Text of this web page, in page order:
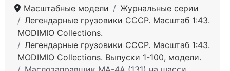
Масштабные модели
Журнальные серии
Легендарные грузовики СССР. Масштаб 1:43.
MODIMIO Collections.
Легендарные грузовики СССР. Масштаб 1:43.
MODIMIO Collections. Выпуски 1-100, модели.